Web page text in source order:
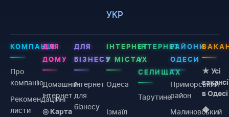
УКР
КОМПАНІЯ
Про
компанію
Рекомендаційні
листи
ДЛЯ
ДОМУ
Домашній
інтернет
◎ Карта
ДЛЯ
БІЗНЕСУ
Інтернет
для
бізнесу
ІНТЕРНЕТ
У МІСТАХ
Одеса
Ізмаїл
ІНТЕРНЕТ
У
СЕЛИЩАХ
Тарутине
РАЙОНИ
ОДЕСИ
Приморський
район
Малиновський
★ Усі
в Одесі
◆